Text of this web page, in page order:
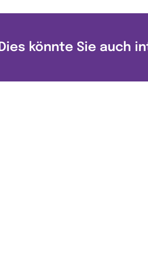
Dies könnte Sie auch